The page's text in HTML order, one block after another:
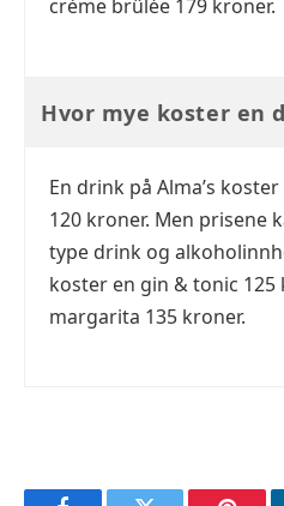
crème brûlée 179 kroner.
Hvor mye koster en
En drink på Alma’s
120 kroner. Men prisene
type drink og
koster en gin & tonic 125
margarita 135 kroner.